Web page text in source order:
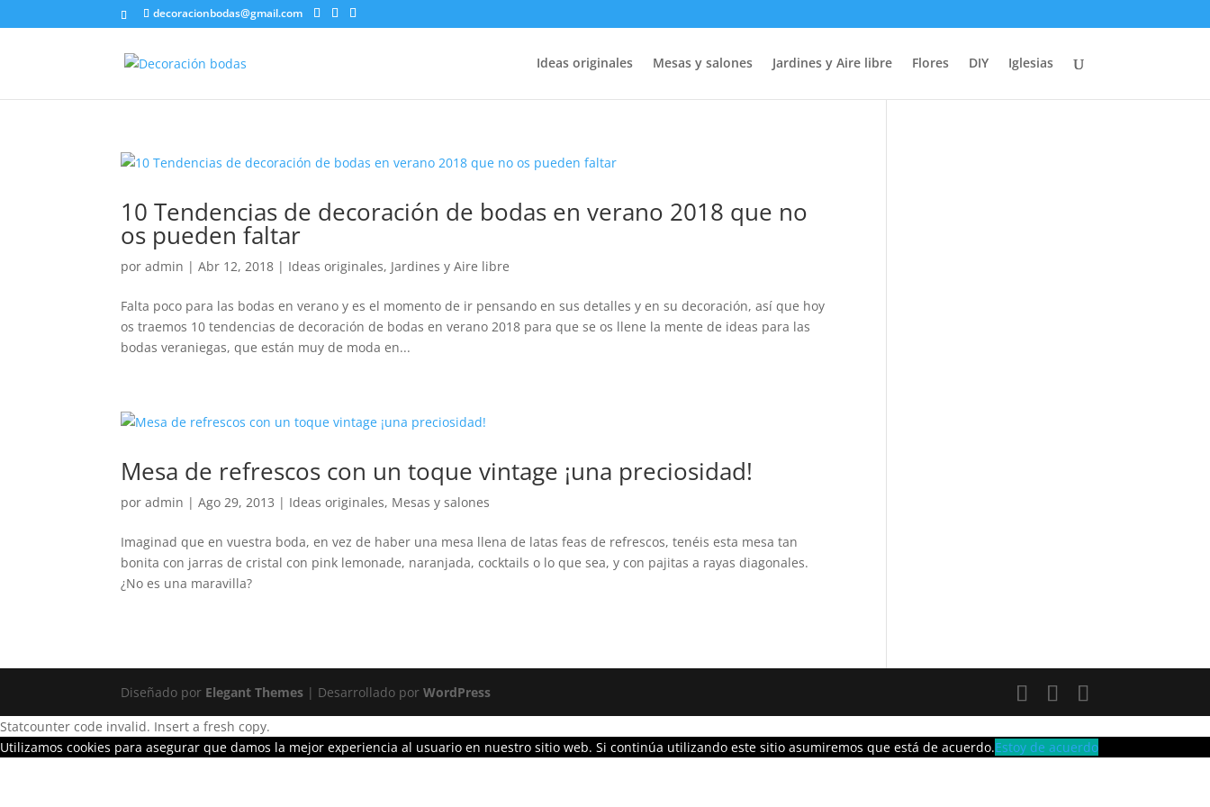
decoracionbodas@gmail.com
Ideas originales Mesas y salones Jardines y Aire libre Flores DIY Iglesias
10 Tendencias de decoración de bodas en verano 2018 que no
os pueden faltar
poradmin |Abr 12, 2018 | Ideas originales, Jardines y Aire libre
Falta poco para las bodas en verano y es el momento de ir pensando en sus detalles y en su decoración, así que hoy
os traemos 10 tendencias de decoración de bodas en verano 2018 para que se os llene la mente de ideas para las
bodas veraniegas, que están muy de moda en...
Mesa de refrescos con un toque vintage ¡una preciosidad!
poradmin |Ago 29, 2013 | Ideas originales, Mesas y salones
Imaginad que en vuestra boda, en vez de haber una mesa llena de latas feas de refrescos, tenéis esta mesa tan
bonita con jarras de cristal con pink lemonade, naranjada, cocktails o lo que sea, y con pajitas a rayas diagonales.
¿No es una maravilla?
Diseñado por Elegant Themes | Desarrollado porWordPress
Statcounter code invalid. Insert a fresh copy.
Utilizamos cookies para asegurar que damos la mejor experiencia al usuario en nuestro sitio web. Si continúa utilizando este sitio asumiremos que está de acuerdo.Estoy de acuerdo